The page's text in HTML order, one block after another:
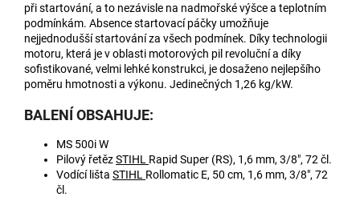
při startování, a to nezávisle na nadmořské výšce a teplotním
podmínkám. Absence startovací páčky umožňuje
nejjednodušší startování za všech podmínek. Díky technologii
motoru, která je v oblasti motorových pil revoluční a díky
sofistikované, velmi lehké konstrukci, je dosaženo nejlepšího
poměru hmotnosti a výkonu. Jedinečných 1,26 kg/kW.
BALENÍ OBSAHUJE:
MS 500i W
Pilový řetězSTIHL Rapid Super (RS), 1,6 mm, 3/8", 72 čl.
Vodící lišta STIHL Rollomatic E, 50 cm, 1,6 mm, 3/8", 72
čl.